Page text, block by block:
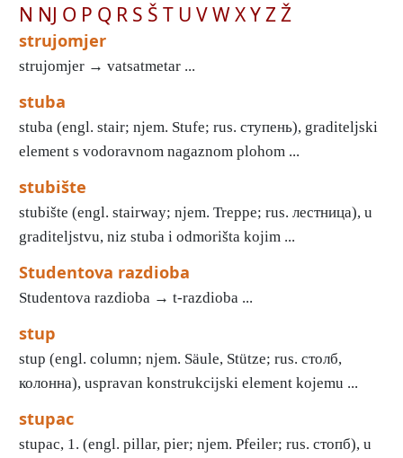
N NJ O P Q R S Š T U VWXYZŽ
strujomjer
strujomjer → vatsatmetar ...
stuba
stuba (engl. stair; njem. Stufe; rus. ступень), graditeljski
element s vodoravnom nagaznom plohom ...
stubište
stubište (engl. stairway; njem. Treppe; rus. лестница), u
graditeljstvu, niz stuba i odmorišta kojim ...
Studentova razdioba
Studentova razdioba → t-razdioba ...
stup
stup (engl. column; njem. Säule, Stütze; rus. столб,
колонна), uspravan konstrukcijski element kojemu ...
stupac
stupac, 1. (engl. pillar, pier; njem. Pfeiler; rus. стопб), u